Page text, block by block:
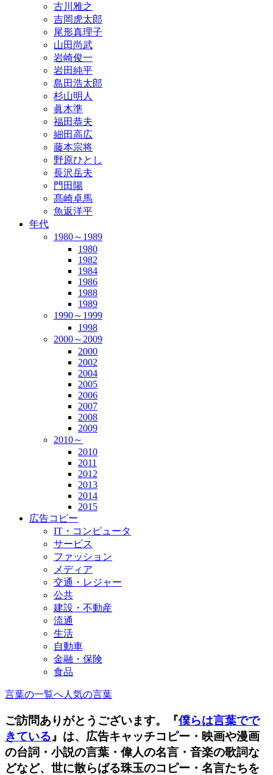
古川雅之
吉岡虎太郎
尾形真理子
山田尚武
岩崎俊一
岩田純平
島田浩太郎
杉山明人
眞木準
福田恭夫
細田高広
藤本宗将
野原ひとし
長沢岳夫
門田陽
髙崎卓馬
魚返洋平
年代
1980～1989
1980
1982
1984
1986
1988
1989
1990～1999
1998
2000～2009
2000
2002
2004
2005
2006
2007
2008
2009
2010～
2010
2011
2012
2013
2014
2015
広告コピー
IT・コンピュータ
サービス
ファッション
メディア
交通・レジャー
公共
建設・不動産
流通
生活
自動車
金融・保険
食品
言葉の一覧へ人気の言葉
ご訪問ありがとうございます。『僕らは言葉でで
きている』は、広告キャッチコピー・映画や漫画
の台詞・小説の言葉・偉人の名言・音楽の歌詞な
どなど、世に散らばる珠玉のコピー・名言たちを